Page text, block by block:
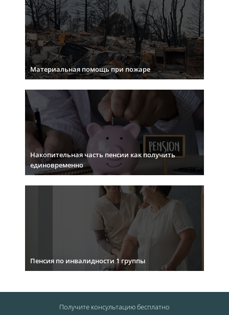
Материальная помощь при пожаре
Накопительная часть пенсии как получить
единовременно
Пенсия по инвалидности 1 группы
Получите консультациюбесплатно